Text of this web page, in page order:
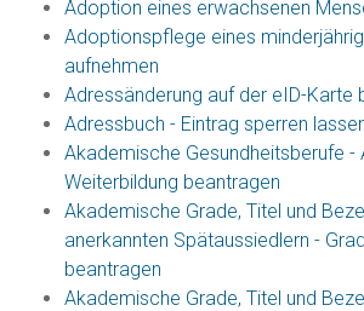
Adoption eines erwachsenen
Adoptionspflege eines
aufnehmen
Adressänderung auf der eID-Karte
Adressbuch - Eintrag sperren
Akademische Gesundheitsberufe -
Weiterbildung beantragen
Akademische Grade, Titel und
anerkannten Spätaussiedlern -
beantragen
Akademische Grade, Titel und